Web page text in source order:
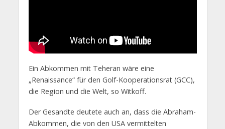
Ein Abkommen mit Teheran wäre eine
„Renaissance“ für den Golf-Kooperationsrat (GCC),
die Region und die Welt, so Witkoff.
Der Gesandte deutete auch an, dass die Abraham-
Abkommen, die von den USA vermittelten